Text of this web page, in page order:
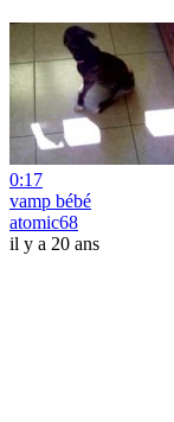
0:17
vamp bébé
atomic68
il y a 20 ans